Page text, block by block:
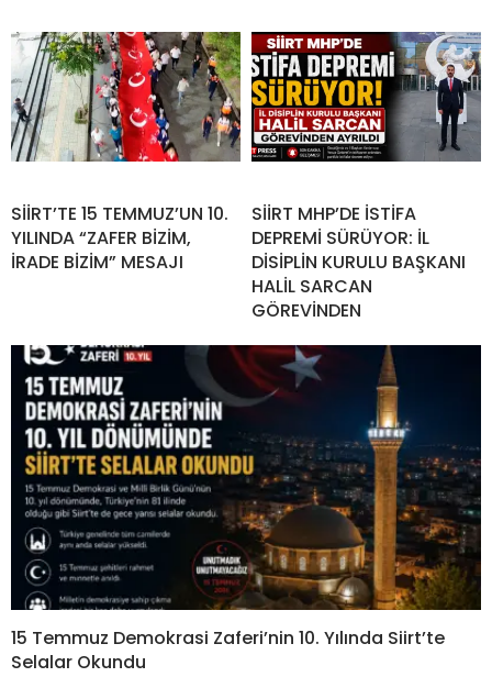
SİİRT’TE 15 TEMMUZ’UN 10.
YILINDA “ZAFER BİZİM,
İRADE BİZİM” MESAJI
SİİRT MHP’DE İSTİFA
DEPREMİ SÜRÜYOR: İL
DİSİPLİN KURULU BAŞKANI
HALİL SARCAN
GÖREVİNDEN
15 Temmuz Demokrasi Zaferi’nin 10. Yılında Siirt’te
Selalar Okundu